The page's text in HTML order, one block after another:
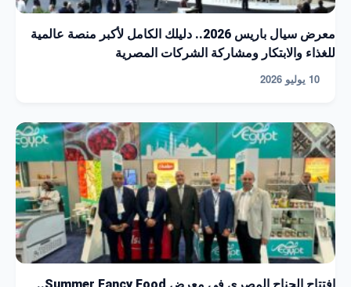
معرض سيال باريس 2026.. دليلك الكامل لأكبر منصة عالمية
للغذاء والابتكار ومشاركة الشركات المصرية
10 يوليو 2026